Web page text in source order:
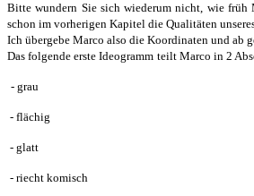
Bitte wundern Sie sich wiederum nicht, wie früh
schon im vorherigen Kapitel die Qualitäten
Ich übergebe Marco also die Koordinaten und ab
Das folgende erste Ideogramm teilt Marco in 2
- grau
- flächig
- glatt
- riecht komisch